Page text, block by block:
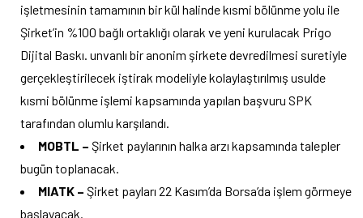
işletmesinin tamamının bir kül halinde kısmi bölünme yolu ile
Şirket’in %100 bağlı ortaklığı olarak ve yeni kurulacak Prigo
Dijital Baskı. unvanlı bir anonim şirkete devredilmesi suretiyle
gerçekleştirilecek iştirak modeliyle kolaylaştırılmış usulde
kısmi bölünme işlemi kapsamında yapılan başvuru SPK
tarafından olumlu karşılandı.
MOBTL – Şirket paylarının halka arzı kapsamında talepler
bugün toplanacak.
MIATK – Şirket payları 22 Kasım’da Borsa’da işlem görmeye
başlayacak.